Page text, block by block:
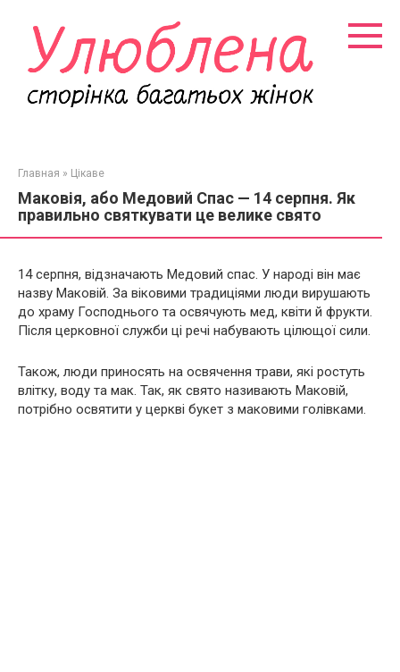
контенту
Главная » Цікаве
Маковія, або Медовий Спас — 14 серпня. Як
правильно святкувати це велике свято
14 серпня, відзначають Медовий спас. У народі він має
назву Маковій. За віковими традиціями люди вирушають
до храму Господнього та освячують мед, квіти й фрукти.
Після церковної служби ці речі набувають цілющої сили.
Також, люди приносять на освячення трави, які ростуть
влітку, воду та мак. Так, як свято називають Маковій,
потрібно освятити у церкві букет з маковими голівками.